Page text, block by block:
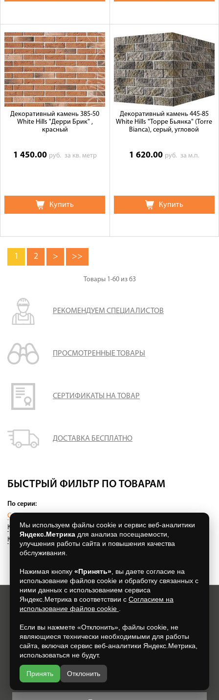
Декоративный камень 385-50
White Hills "Дерри Брик" ,
красный
1 450.00 руб. за кв. метр
Купить
Декоративный камень 445-85
White Hills "Торре Бьянка" (Torre
Bianca), серый, угловой
1 620.00 руб. за м.п.
Купить
1 2 > >>
Товары 1-60из 63
РЕКОМЕНДУЕМ СПЕЦИАЛИСТОВ
ПРОСМОТРЕННЫЕ ТОВАРЫ
СЕРТИФИКАТЫ НА ТОВАР
ДОСТАВКА БЕСПЛАТНО
БЫСТРЫЙ ФИЛЬТР ПО ТОВАРАМ
По серии:
Специальная серия
Коллекция под кирпич(364) Коллекция Дизайн(8)
Коллекция под плитку (155) Ригельная плитка
Хотите всегда узнавать о новых акциях и скидках?
Нажимая на кнопку, я даю свое согласие на обработку моих
персональных данных, на условиях и для целей, определенных в
Согласии на обработку персональных данных
Мы используем файлы cookie и сервис веб-аналитики
Яндекс.Метрика для анализа посещаемости,
улучшения работы сайта и повышения качества
обслуживания.
Нажимая кнопку «Принять» , вы даете согласие на
использование файлов cookie и обработку связанных с
ними данных с использованием сервиса
Яндекс.Метрика в соответствии с Согласием на
использование файлов cookie
Если вы нажмете «Отклонить», файлы cookie, не
являющиеся технически необходимыми для работы
сайта, включая сервис веб-аналитики Яндекс.Метрика,
использоваться не будут.
Принять Отклонить